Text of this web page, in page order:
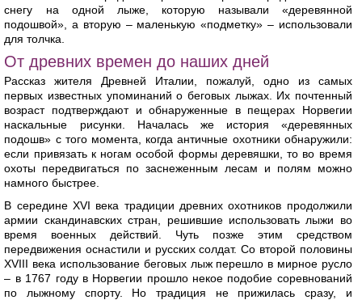
снегу на одной лыже, которую называли «деревянной
подошвой», а вторую – маленькую «подметку» – использовали
для толчка.
От древних времен до наших дней
Рассказ жителя Древней Италии, пожалуй, одно из самых
первых известных упоминаний о беговых лыжах. Их почтенный
возраст подтверждают и обнаруженные в пещерах Норвегии
наскальные рисунки. Началась же история «деревянных
подошв» с того момента, когда античные охотники обнаружили:
если привязать к ногам особой формы деревяшки, то во время
охоты передвигаться по заснеженным лесам и полям можно
намного быстрее.
В середине XVI века традиции древних охотников продолжили
армии скандинавских стран, решившие использовать лыжи во
время военных действий. Чуть позже этим средством
передвижения оснастили и русских солдат. Со второй половины
XVIII века использование беговых лыж перешло в мирное русло
– в 1767 году в Норвегии прошло некое подобие соревнований
по лыжному спорту. Но традиция не прижилась сразу, и